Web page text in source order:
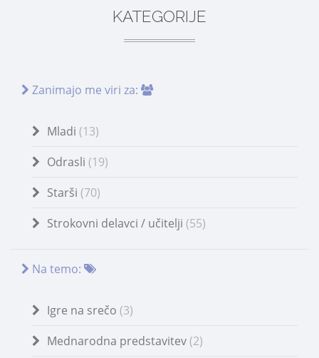
KATEGORIJE
Zanimajo me viri za:
Mladi (13)
Odrasli (19)
Starši (70)
Strokovni delavci / učitelji (55)
Na temo:
Igre na srečo (3)
Mednarodna predstavitev (2)